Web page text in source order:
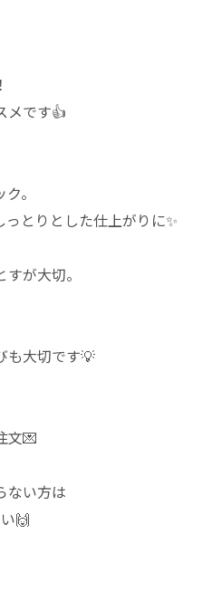
メです👍
。
とりとした仕上がりに✨
が大切。
も大切です💡
文💌
ない方は
🙌